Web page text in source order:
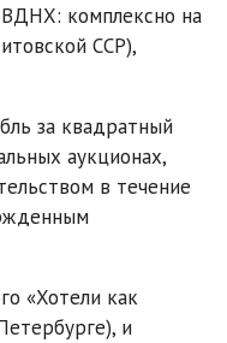
комплексно на
ССР),
за квадратный
аукционах,
в течение
«Хотели как
и